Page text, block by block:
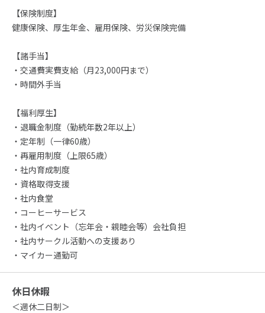
【保険制度】
健康保険、厚生年金、雇用保険、労災保険完備
【諸手当】
・交通費実費支給（月23,000円まで）
・時間外手当
【福利厚生】
・退職金制度（勤続年数2年以上）
・定年制（一律60歳）
・再雇用制度（上限65歳）
・社内育成制度
・資格取得支援
・社内食堂
・コーヒーサービス
・社内イベント（忘年会・親睦会等）会社負担
・社内サークル活動への支援あり
・マイカー通勤可
休日休暇
＜週休二日制＞